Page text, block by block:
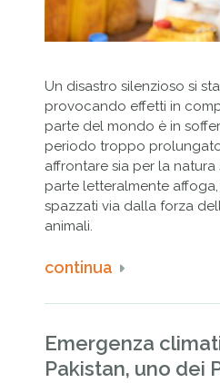
Un disastro silenzioso si
provocando effetti in
parte del mondo è in
periodo troppo
affrontare sia per la natura
parte letteralmente
spazzati via dalla forza
animali.
continua
Emergenza
Pakistan, uno dei